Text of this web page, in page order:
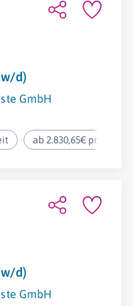
d)
GmbH
ab 2.830,65€ pro
d)
GmbH